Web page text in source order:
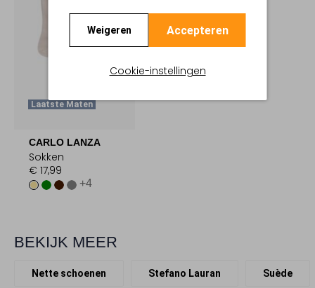
Weigeren Accepteren
Cookie-instellingen
Laatste Maten
CARLO LANZA
Sokken
€ 17,99
+4
BEKIJK MEER
Nette schoenen Stefano Lauran Suède